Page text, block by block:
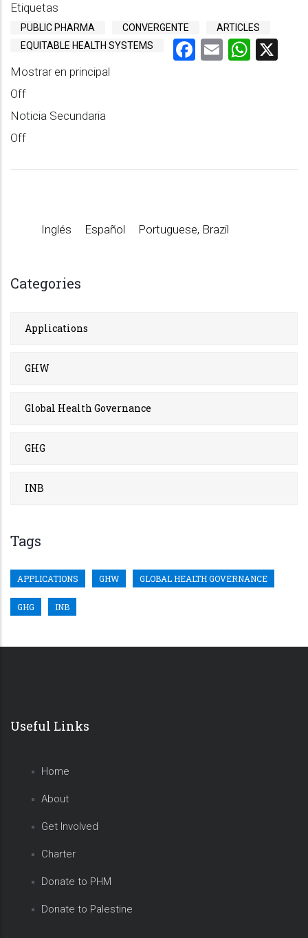
Etiquetas
PUBLIC PHARMA CONVERGENTE
ARTICLES
EQUITABLE HEALTH SYSTEMS
Facebook
Email
Mostrar en principal
Off
Noticia Secundaria
Off
Inglés Español Portuguese, Brazil
Categories
Applications
GHW
Global Health Governance
GHG
INB
Tags
APPLICATIONS GHW GLOBAL HEALTH GOVERNANCE
GHG INB
Useful Links
Home
About
Get Involved
Charter
Donate to PHM
Donate to Palestine